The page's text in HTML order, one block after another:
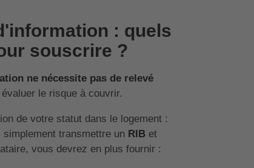
: quels
souscrire ?
ne nécessite pas de relevé
le risque à couvrir.
de votre statut dans le logement :
transmettre un RIBet
vous devrez en plus fournir :